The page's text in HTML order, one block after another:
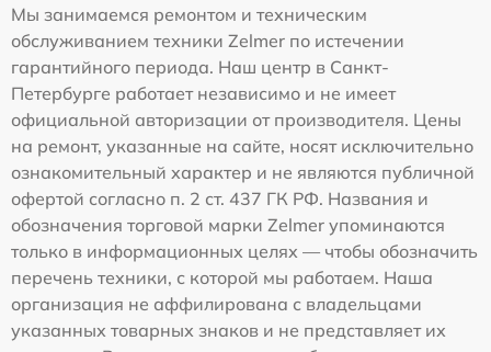
Мы занимаемся ремонтом и техническим
обслуживанием техники Zelmer по истечении
гарантийного периода. Наш центр в Санкт-
Петербурге работает независимо и не имеет
официальной авторизации от производителя. Цены
на ремонт, указанные на сайте, носят исключительно
ознакомительный характер и не являются публичной
офертой согласно п. 2 ст. 437 ГК РФ. Названия и
обозначения торговой марки Zelmer упоминаются
только в информационных целях — чтобы обозначить
перечень техники, с которой мы работаем. Наша
организация не аффилирована с владельцами
указанных товарных знаков и не представляет их